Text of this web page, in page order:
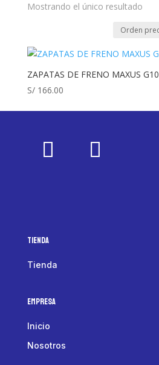
Mostrando el único resultado
ZAPATAS DE FRENO MAXUS G10
S/166.00
Tienda
Tienda
Empresa
Inicio
Nosotros